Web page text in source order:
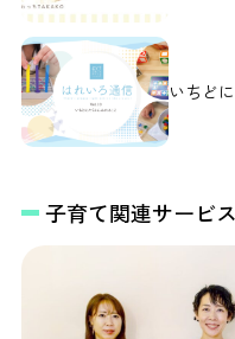
いちど
子育て関連サービス